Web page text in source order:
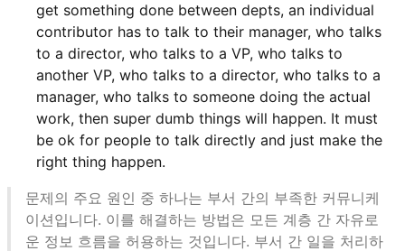
get something done between depts, an individual
contributor has to talk to their manager, who talks
to a director, who talks to a VP, who talks to
another VP, who talks to a director, who talks to a
manager, who talks to someone doing the actual
work, then super dumb things will happen. It must
be ok for people to talk directly and just make the
right thing happen.
문제의 주요 원인 중 하나는 부서 간의 부족한 커뮤니케
이션입니다. 이를 해결하는 방법은 모든 계층 간 자유로
운 정보 흐름을 허용하는 것입니다. 부서 간 일을 처리하